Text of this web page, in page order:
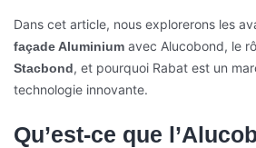
Dans cet article, nous explorerons les
façade Aluminium avec Alucobond, le
Stacbond, et pourquoi Rabat est un
technologie innovante.
Qu’est-ce que